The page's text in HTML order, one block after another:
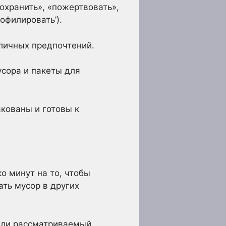
«пожертвовать»,
предпочтений.
и пакеты для
и готовы к
минут на то, чтобы
мусор в других
рассматриваемый